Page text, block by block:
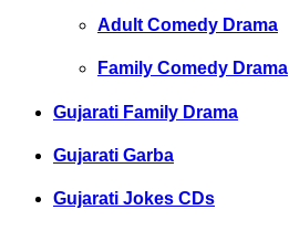
Adult Comedy Drama
Family Comedy Drama
Gujarati Family Drama
Gujarati Garba
Gujarati Jokes CDs